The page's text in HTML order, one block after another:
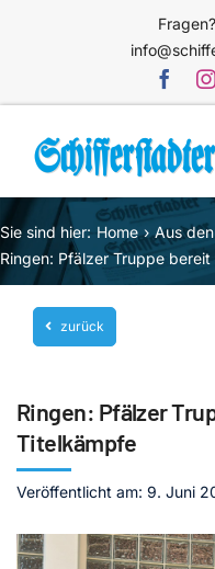
Home
Themen
Blog
Unternehmen
Mediathek
Jetzt abonnieren
Sie sind hier: Home
Aus
Ringen: Pfälzer Truppe
zurück
Ringen: Pfälzer
Titelkämpfe
Veröffentlicht am: 9. Juni